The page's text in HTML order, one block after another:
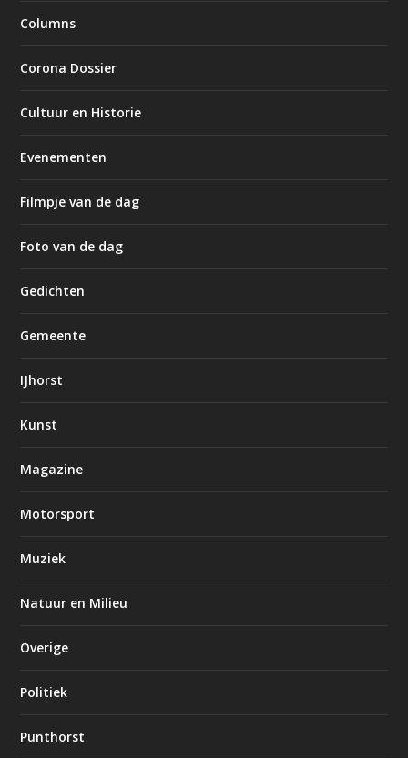
Columns
Corona Dossier
Cultuur en Historie
Evenementen
Filmpje van de dag
Foto van de dag
Gedichten
Gemeente
IJhorst
Kunst
Magazine
Motorsport
Muziek
Natuur en Milieu
Overige
Politiek
Punthorst